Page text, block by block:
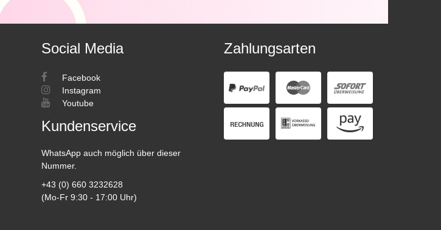
Social Media
Facebook
Instagram
Youtube
Kundenservice
WhatsApp auch möglich über dieser
Nummer.
+43 (0) 660 3232628
(Mo-Fr 9:30 - 17:00 Uhr)
Zahlungsarten